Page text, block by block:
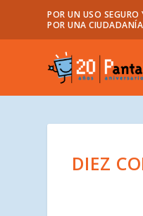
POR UN USO SEGURO
POR UNA
DIEZ